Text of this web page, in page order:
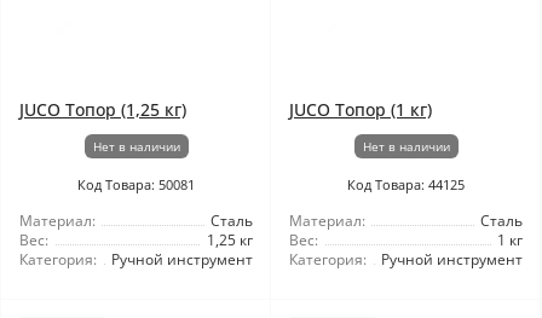
JUCO Топор (1,25 кг)
Нет в наличии
Код Товара: 50081
Материал:
Сталь
Вес:
1,25 кг
Категория:
Ручной инструмент
JUCO Топор (1 кг)
Нет в наличии
Код Товара: 44125
Материал:
Сталь
Вес:
1 кг
Категория:
Ручной инструмент